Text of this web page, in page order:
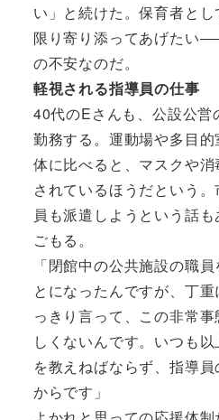
い」と続けた。保育者と
限り寄り添ってあげたい
の不安なのだ。
軽視される指導員の仕事
40代のEさんも、公設公営
勤務する。運動場や多目
体に比べると、マスクや
されているほうだという
員も派遣しようという話
ごもる。
「閉館中の公共施設の職
とになったんですが、丁
っきり言って、この非常
しくないんです。いつも
を教えねばならず、指導
からです」